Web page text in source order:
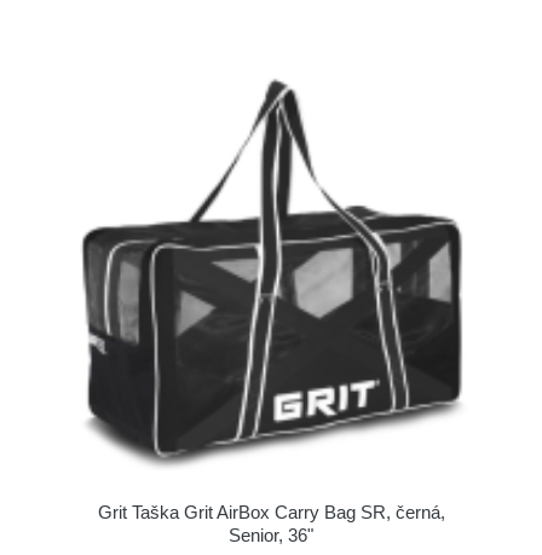
Grit Taška Grit AirBox Carry Bag SR, černá,
Senior, 36"